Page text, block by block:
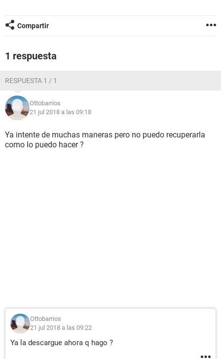
Compartir
1 respuesta
RESPUESTA 1 / 1
Ottobarrios
21 jul 2018 a las 09:18
Ya intente de muchas maneras pero no puedo recuperarla
como lo puedo hacer ?
Ottobarrios
21 jul 2018 a las 09:22
Ya la descargue ahora q hago ?